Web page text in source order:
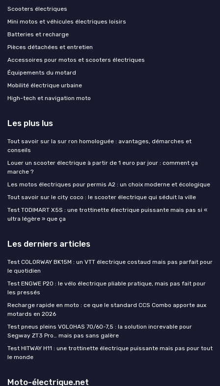
Scooters électriques
Mini motos et véhicules électriques loisirs
Batteries et recharge
Pièces détachées et entretien
Accessoires pour motos et scooters électriques
Équipements du motard
Mobilité électrique urbaine
High-tech et navigation moto
Les plus lus
Tout savoir sur la sur ron homologuée : avantages, démarches et
conseils
Louer un scooter électrique à partir de 1 euro par jour : comment ça
marche ?
Les motos électriques pour permis A2 : un choix moderne et écologique
Tout savoir sur le city coco : le scooter électrique qui séduit la ville
Test TODIMART X5S : une trottinette électrique puissante mais pas si «
ultra légère » que ça
Les derniers articles
Test COLORWAY BK15M : un VTT électrique costaud mais pas parfait pour
le quotidien
Test ENGWE P20 : le vélo électrique pliable pratique, mais pas fait pour
les pressés
Recharge rapide en moto : ce que le standard CCS Combo apporte aux
motards en 2026
Test pneus pleins VOLOHAS 70/60-7,5 : la solution increvable pour
Segway ZT3 Pro… mais pas sans galère
Test HITWAY H11 : une trottinette électrique puissante mais pas pour tout
le monde
Moto-électrique.net